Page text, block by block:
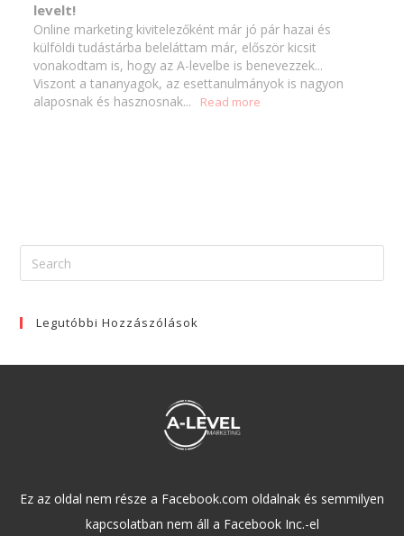
levelt!
Online marketing kivitelezőként már jó pár hazai és
külföldi tudástárba beleláttam már, először kicsit
vonakodtam is, hogy az A-levelbe is benevezzek...
Viszont a tananyagok, az esettanulmányok is nagyon
alaposnak és hasznosnak...
Legutóbbi Hozzászólások
Ez az oldal nem része a Facebook.com oldalnak és semmilyen
kapcsolatban nem áll a Facebook Inc.-el